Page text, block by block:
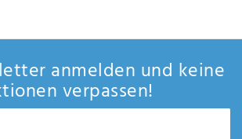
anmelden und keine
verpassen!